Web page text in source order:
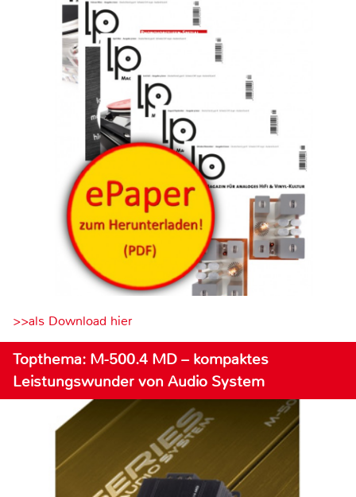
>>als Download hier
Topthema: M-500.4 MD – kompaktes
Leistungswunder von Audio System